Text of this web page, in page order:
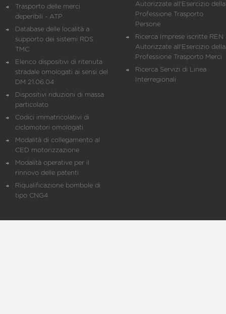
Trasporto delle merci
deperibili - ATP
Database delle località a
supporto dei sistemi RDS
TMC
Elenco dispositivi di ritenuta
stradale omologati ai sensi del
DM 21.06.04
Dispositivi riduzioni di massa
particolato
Codici immatricolativi di
ciclomotori omologati
Modalità di collegamento al
CED motorizzazione
Modalità operative per il
rinnovo delle patenti
Riqualificazione bombole di
tipo CNG4
Autorizzate all'Esercizio della
Professione Trasporto
Persone
Ricerca Imprese iscritte REN
Autorizzate all'Esercizio della
Professione Trasporto Merci
Ricerca Servizi di Linea
Interregionali